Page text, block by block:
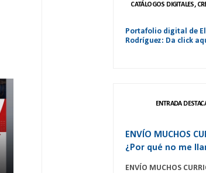
CATÁLOGOS DIGITALES,
Portafolio digital de
Rodríguez: Da click
ENTRADA
ENVÍO MUCHOS
¿Por qué no me
ENVÍO MUCHOS